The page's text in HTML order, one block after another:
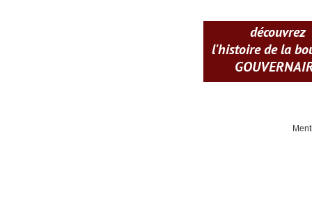
découvrez
l'histoire de la